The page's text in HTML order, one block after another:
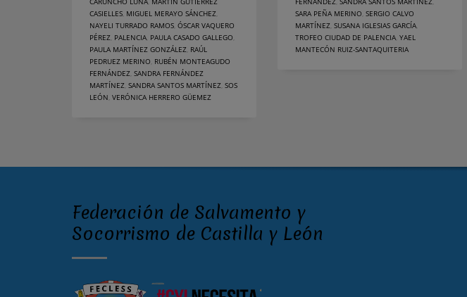
CASIELLES, MIGUEL MERAYO SÁNCHEZ,
NAYELI TURRADO RAMOS, ÓSCAR VAQUERO
PÉREZ, PALENCIA, PAULA CASADO GALLEGO,
PAULA MARTÍNEZ GONZÁLEZ, RAÚL
PEDRUEZ MERINO, RUBÉN MONTEAGUDO
FERNÁNDEZ, SANDRA FERNÁNDEZ
MARTÍNEZ, SANDRA SANTOS MARTÍNEZ, SOS
LEÓN, VERÓNICA HERRERO GÜEMEZ
SARA PEÑA MERINO, SERGIO CALVO
MARTÍNEZ, SUSANA IGLESIAS GARCÍA,
TROFEO CIUDAD DE PALENCIA, YAEL
MANTECÓN RUIZ-SANTAQUITERIA
Federación de Salvamento y
Socorrismo de Castilla y León